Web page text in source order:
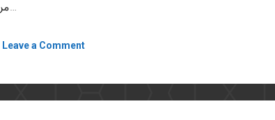
من استنكر فعل المصادرة ليس من باب…
Leave a Comment